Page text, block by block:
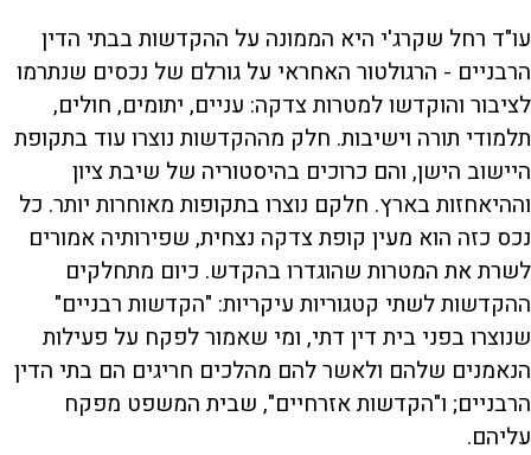
עו"ד רחל שקרג'י היא הממונה על ההקדשות בבתי הדין
הרבניים - הרגולטור האחראי על גורלם של נכסים שנתרמו
לציבור והוקדשו למטרות צדקה: עניים, יתומים, חולים,
תלמודי תורה וישיבות. חלק מההקדשות נוצרו עוד בתקופת
היישוב הישן, והם כרוכים בהיסטוריה של שיבת ציון
וההיאחזות בארץ. חלקם נוצרו בתקופות מאוחרות יותר. כל
נכס כזה הוא מעין קופת צדקה נצחית, שפירותיה אמורים
לשרת את המטרות שהוגדרו בהקדש. כיום מתחלקים
ההקדשות לשתי קטגוריות עיקריות: "הקדשות רבניים"
שנוצרו בפני בית דין דתי, ומי שאמור לפקח על פעילות
הנאמנים שלהם ולאשר להם מהלכים חריגים הם בתי הדין
הרבניים; ו"הקדשות אזרחיים", שבית המשפט מפקח
עליהם.